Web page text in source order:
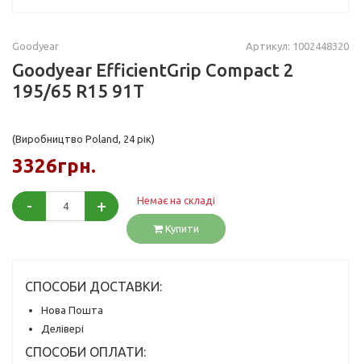
Goodyear Артикул: 1002448320
Goodyear EfficientGrip Compact 2
195/65 R15 91T
(Виробництво Poland, 24 рік)
3326грн.
- + Немає на складі
Купити
СПОСОБИ ДОСТАВКИ:
Нова Пошта
Делівері
СПОСОБИ ОПЛАТИ: